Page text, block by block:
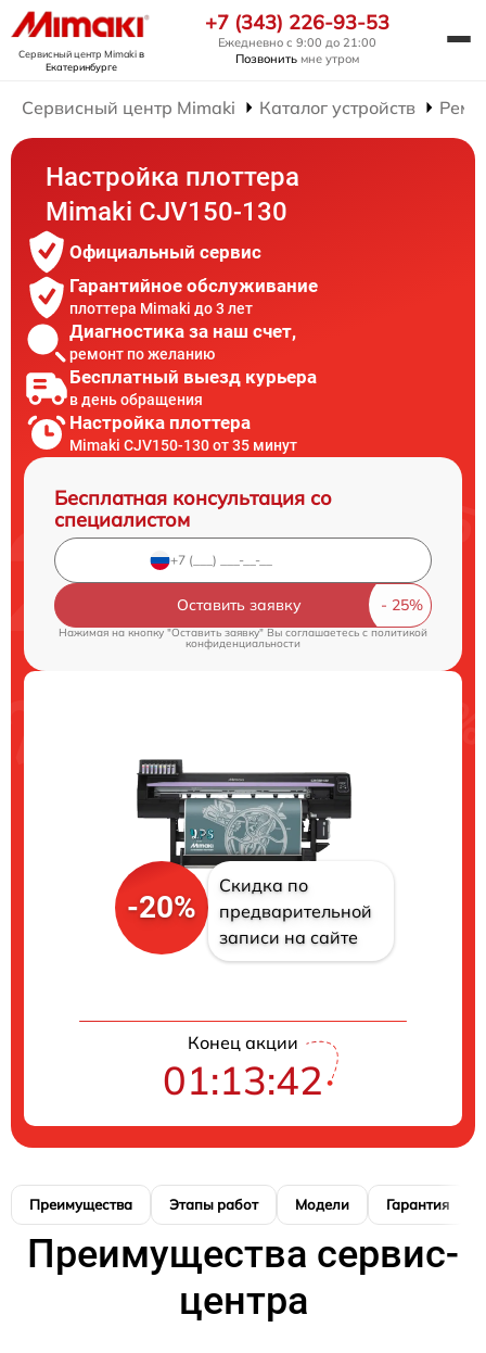
Сервисный центр Mimakiв
Екатеринбурге
+7 (343) 226-93-53
Ежедневно с 9:00 до 21:00
Позвонить мне утром
Сервисный центр Mimaki Каталог устройств
Настройка плоттера
Mimaki CJV150-130
Официальный сервис
Гарантийное обслуживание
плоттера Mimaki до 3 лет
Диагностика за наш счет,
ремонт по желанию
Бесплатный выезд курьера
в день обращения
Настройка плоттера
Mimaki CJV150-130 от 35 минут
Бесплатная консультация со
специалистом
Оставить заявку
Нажимая на кнопку "Оставить заявку" Вы соглашаетесь cполитикой
конфиденциальности
-20%
Скидка по
предварительной
записи на сайте
Конец акции
01:13:41
Преимущества Этапы работ Модели Гарантия
Преимущества сервис-
центра